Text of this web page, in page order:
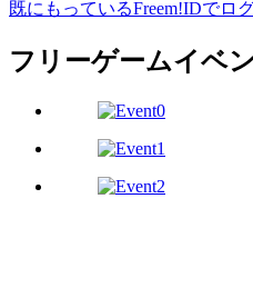
既にもっているFreem!IDでロ
フリーゲームイベ